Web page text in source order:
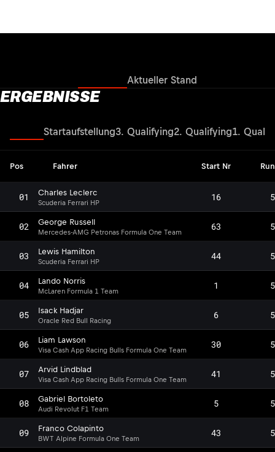
Aktueller Stand
ERGEBNISSE
Startaufstellung3. Qualifying2. Qualifying1.
Pos Fahrer Start Nr
01 Charles Leclerc
Scuderia Ferrari HP 16
02 George Russell
Mercedes-AMG Petronas Formula One Team 63
03 Lewis Hamilton
Scuderia Ferrari HP 44
04 Lando Norris
McLaren Formula 1 Team 1
05 Isack Hadjar
Oracle Red Bull Racing 6
06 Liam Lawson
Visa Cash App Racing Bulls Formula One Team 30
07 Arvid Lindblad
Visa Cash App Racing Bulls Formula One Team 41
08 Gabriel Bortoleto
Audi Revolut F1 Team 5
09 Franco Colapinto
BWT Alpine Formula One Team 43